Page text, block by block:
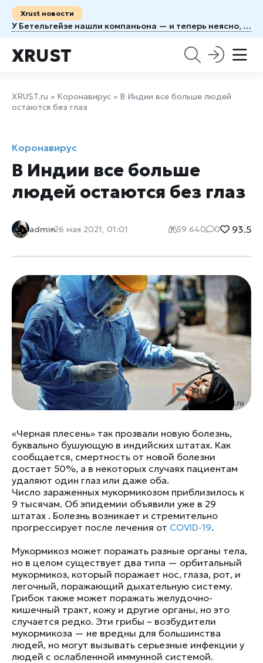
Xrust новости
У Бетельгейзе нашли компаньона — и теперь неясно, когда рванёт
XRUST
XRUST.ru » Коронавирус » В Индии все больше людей
остаются без глаз
Коронавирус
В Индии все больше
людей остаются без глаз
admin26 мая 2021, 01:01 59 640 0 93.5
«Черная плесень» так прозвали новую болезнь,
буквально бушующую в индийских штатах. Как
сообщается, смертность от новой болезни
достает 50%, а в некоторых случаях пациентам
удаляют один глаз или даже оба.
Число зараженных мукормикозом приблизилось к
9 тысячам. Об эпидемии объявили уже в 29
штатах . Болезнь возникает и стремительно
прогрессирует после лечения от COVID-19.
Мукормикоз может поражать разные органы тела,
но в целом существует два типа — орбитальный
мукормикоз, который поражает нос, глаза, рот, и
легочный, поражающий дыхательную систему.
Грибок также может поражать желудочно-
кишечный тракт, кожу и другие органы, но это
случается редко. Эти грибы – возбудители
мукормикоза — не вредны для большинства
людей, но могут вызывать серьезные инфекции у
людей с ослабленной иммунной системой.